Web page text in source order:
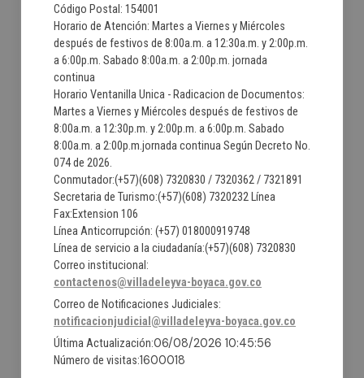
Código Postal: 154001
Horario de Atención: Martes a Viernes y Miércoles
después de festivos de 8:00a.m. a 12:30a.m. y 2:00p.m.
a 6:00p.m. Sabado 8:00a.m. a 2:00p.m. jornada
continua
Horario Ventanilla Unica - Radicacion de Documentos:
Martes a Viernes y Miércoles después de festivos de
8:00a.m. a 12:30p.m. y 2:00p.m. a 6:00p.m. Sabado
8:00a.m. a 2:00p.m.jornada continua Según Decreto No.
074 de 2026.
Conmutador:(+57)(608) 7320830 / 7320362 / 7321891
Secretaria de Turismo:(+57)(608) 7320232 Línea
Fax:Extension 106
Línea Anticorrupción: (+57) 018000919748
Línea de servicio a la ciudadanía:(+57)(608) 7320830
Correo institucional:
contactenos@villadeleyva-boyaca.gov.co
Correo de Notificaciones Judiciales:
notificacionjudicial@villadeleyva-boyaca.gov.co
Última Actualización:06/08/2026 10:45:56
Número de visitas:1600018